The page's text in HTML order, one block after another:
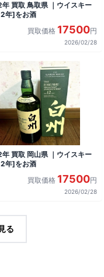
年 買取 鳥取県 ｜ウイスキー
年]をお酒
買取価格 17500円
2026/02/28
年 買取 岡山県 ｜ウイスキー
年]をお酒
買取価格 17500円
2026/02/28
る